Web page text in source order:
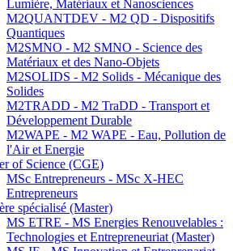
Lumière, Matériaux et Nanosciences
M2QUANTDEV - M2 QD - Dispositifs
Quantiques
M2SMNO - M2 SMNO - Science des
Matériaux et des Nano-Objets
M2SOLIDS - M2 Solids - Mécanique des
Solides
M2TRADD - M2 TraDD - Transport et
Développement Durable
M2WAPE - M2 WAPE - Eau, Pollution de
l'Air et Energie
of Science (CGE)
MSc Entrepreneurs - MSc X-HEC
Entrepreneurs
spécialisé (Master)
MS ETRE - MS Energies Renouvelables :
Technologies et Entrepreneuriat (Master)